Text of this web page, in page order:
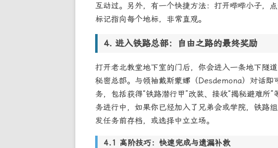
互动过。另外，有一个快捷方法：打开哔哔小子，
标记指向每个地标，非常直观。
进入铁路总部：自由之路的最终奖励
打开老北教堂地下室的门后，你会进入一条地下隧
秘密总部。与领袖戴斯蒙娜（Desdemona）对话即
务，包括获得“铁路潜行甲”改装、接收“揭秘避难所
务进行中，如果你已经加入了兄弟会或学院，铁路
发任务前存档，或选择中立立场。
高阶技巧：快速完成与遗漏补救